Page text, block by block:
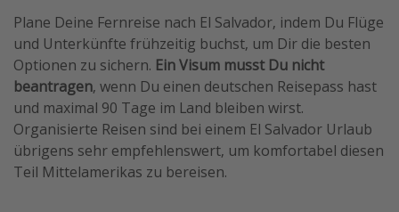
Plane Deine Fernreise nach El Salvador, indem Du Flüge
und Unterkünfte frühzeitig buchst, um Dir die besten
Optionen zu sichern. Ein Visum musst Du nicht
beantragen, wenn Du einen deutschen Reisepass hast
und maximal 90 Tage im Land bleiben wirst.
Organisierte Reisen sind bei einem El Salvador Urlaub
übrigens sehr empfehlenswert, um komfortabel diesen
Teil Mittelamerikas zu bereisen.